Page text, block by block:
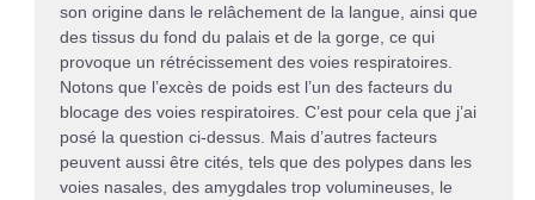
son origine dans le relâchement de la langue, ainsi que
des tissus du fond du palais et de la gorge, ce qui
provoque un rétrécissement des voies respiratoires.
Notons que l’excès de poids est l’un des facteurs du
blocage des voies respiratoires. C’est pour cela que j’ai
posé la question ci-dessus. Mais d’autres facteurs
peuvent aussi être cités, tels que des polypes dans les
voies nasales, des amygdales trop volumineuses, le